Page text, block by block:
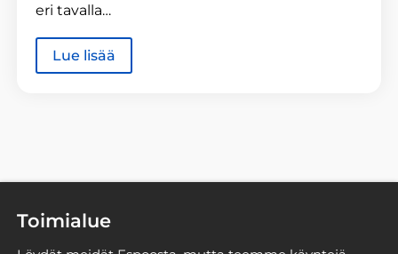
eri tavalla…
Lue lisää
Toimialue